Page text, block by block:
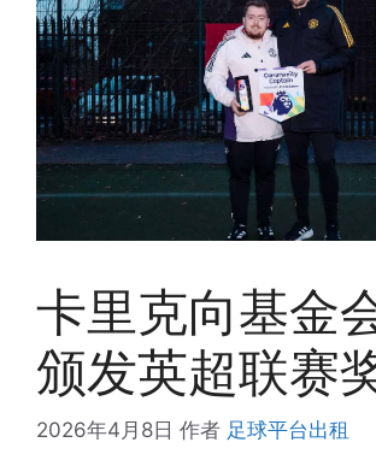
卡里克向基金
颁发英超联赛
2026年4月8日 作者 足球平台出租